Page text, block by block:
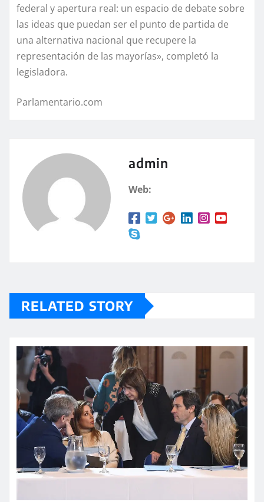
federal y apertura real: un espacio de debate sobre
las ideas que puedan ser el punto de partida de
una alternativa nacional que recupere la
representación de las mayorías», completó la
legisladora.
Parlamentario.com
admin
Web:
RELATED STORY